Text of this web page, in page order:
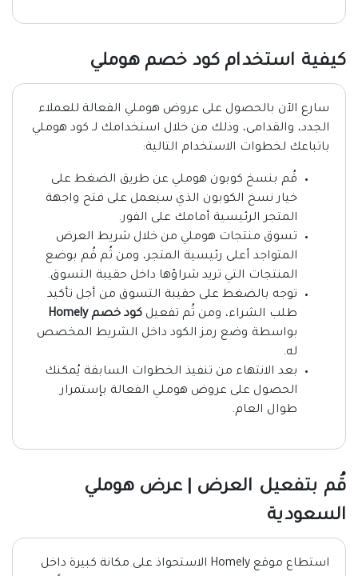
كيفية استخدام كود خصم هوملي
سارع الآن بالحصول على عروض هوملي الفعالة للعملاء
الجدد، والقدامى، وذلك من خلال استخدامك لـ كود هوملي
باتباعك لخطوات الاستخدام التالية:
قُم بنسخ كوبون هوملي عن طريق الضغط على
خيار نسخ الكوبون الذي سيعمل على فتح واجهة
المتجر الرئيسية أمامك على الفور.
تسوق منتجات هوملي من خلال شريط العرض
المتواجد أعلى رئيسية المتجر، ومن ثُم قُم بوضع
المنتجات التي تريد شراؤها داخل حقيبة التسوق.
توجه بالضغط على حقيبة التسوق من أجل تأكيد
طلب الشراء، ومن ثُم تفعيل كود خصم Homely
بواسطة وضع رمز الكود داخل الشريط المخصص
له.
بعد الانتهاء من تنفيذ الخطوات السابقة يُمكنك
الحصول على عروض هوملي الفعالة بإستمرار
طوال العام.
قُم بتفعيل العرض | عرض هوملي
السعودية
استطاع موقع Homely الاستحواذ على مكانة كبيرة داخل